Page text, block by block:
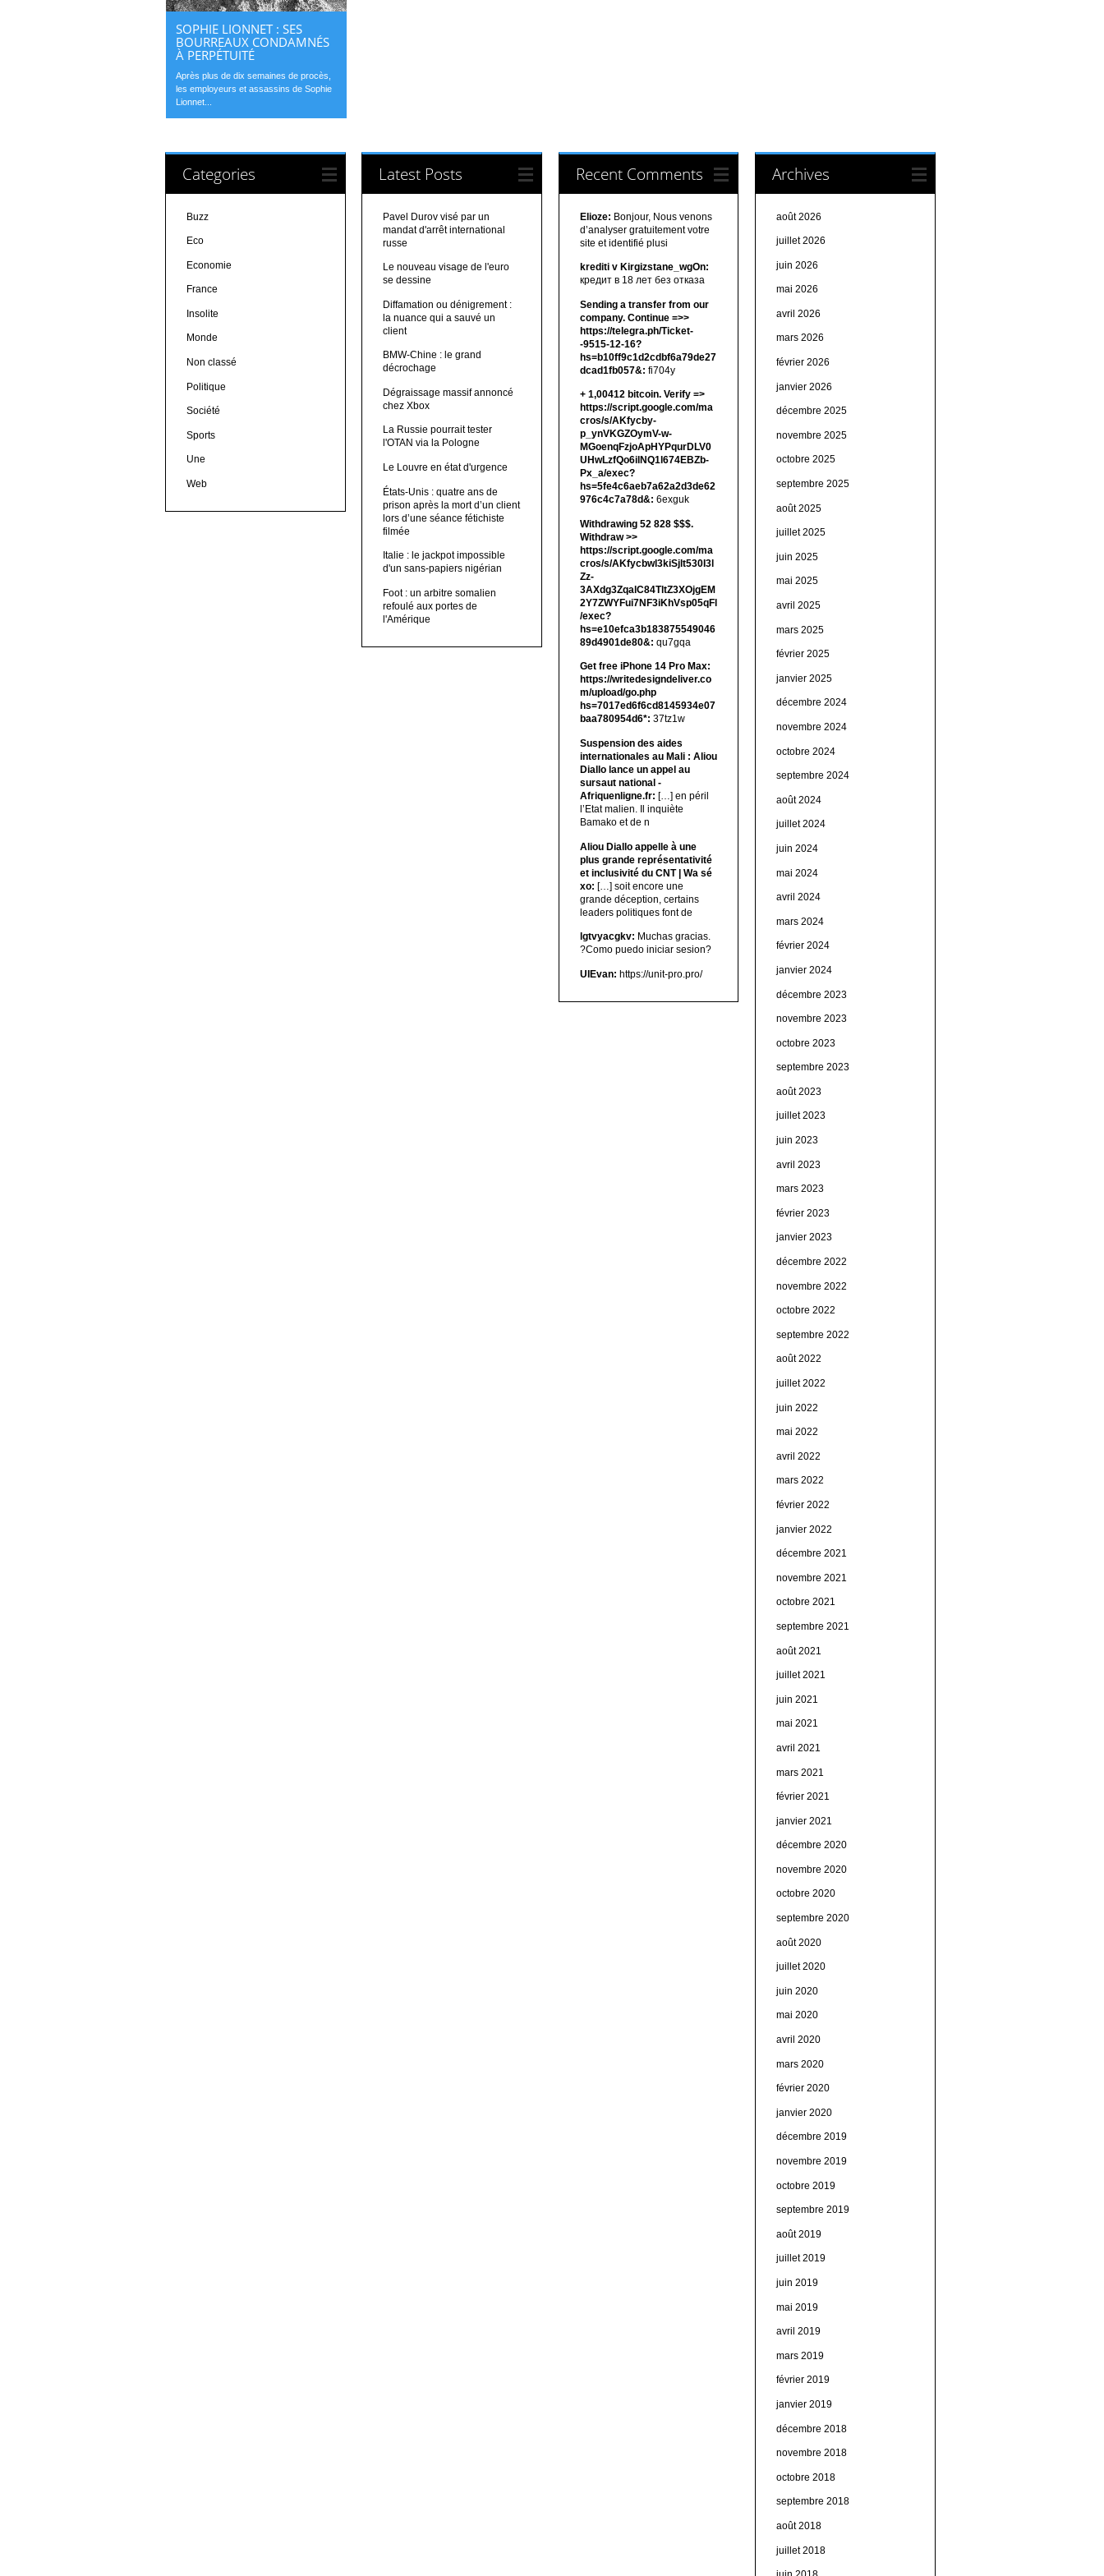
SOPHIE LIONNET : SES
BOURREAUX CONDAMNÉS
À PERPÉTUITÉ
Après plus de dix semaines de procès,
les employeurs et assassins de Sophie
Lionnet...
Categories
Buzz
Eco
Economie
France
Insolite
Monde
Non classé
Politique
Société
Sports
Une
Web
Latest Posts
Pavel Durov visé par un
mandat d'arrêt international
russe
Le nouveau visage de l'euro
se dessine
Diffamation ou dénigrement :
la nuance qui a sauvé un
client
BMW-Chine : le grand
décrochage
Dégraissage massif annoncé
chez Xbox
La Russie pourrait tester
l'OTAN via la Pologne
Le Louvre en état d'urgence
États-Unis : quatre ans de
prison après la mort d’un client
lors d’une séance fétichiste
filmée
Italie : le jackpot impossible
d'un sans-papiers nigérian
Foot : un arbitre somalien
refoulé aux portes de
l'Amérique
Recent Comments
Elioze: Bonjour, Nous venons
d’analyser gratuitement votre
site et identifié plusi
krediti v Kirgizstane_wgOn:
кредит в 18 лет без отказа
Sending a transfer from our
company. Continue =>>
https://telegra.ph/Ticket-
-9515-12-16?
hs=b10ff9c1d2cdbf6a79de27
dcad1fb057&: fi704y
+ 1,00412 bitсоin. Verify =>
https://script.google.com/ma
cros/s/AKfycby-
p_ynVKGZOymV-w-
MGoenqFzjoApHYPqurDLV0
UHwLzfQo6ilNQ1l674EBZb-
Px_a/exec?
hs=5fe4c6aeb7a62a2d3de62
976c4c7a78d&: 6exguk
Withdrawing 52 828 $$$.
Withdrаw >>
https://script.google.com/ma
cros/s/AKfycbwl3kiSjlt530I3l
Zz-
3AXdg3ZqalC84TltZ3XOjgEM
2Y7ZWYFui7NF3iKhVsp05qFl
/exec?
hs=e10efca3b183875549046
89d4901de80&: qu7gqa
Get free iPhone 14 Pro Max:
https://writedesigndeliver.co
m/upload/go.php
hs=7017ed6f6cd8145934e07
baa780954d6*: 37tz1w
Suspension des aides
internationales au Mali : Aliou
Diallo lance un appel au
sursaut national -
Afriquenligne.fr: […] en péril
l’Etat malien. Il inquiète
Bamako et de n
Aliou Diallo appelle à une
plus grande représentativité
et inclusivité du CNT | Wa sé
xo: […] soit encore une
grande déception, certains
leaders politiques font de
lgtvyacgkv: Muchas gracias.
?Como puedo iniciar sesion?
UIEvan: https://unit-pro.pro/
Archives
août 2026
juillet 2026
juin 2026
mai 2026
avril 2026
mars 2026
février 2026
janvier 2026
décembre 2025
novembre 2025
octobre 2025
septembre 2025
août 2025
juillet 2025
juin 2025
mai 2025
avril 2025
mars 2025
février 2025
janvier 2025
décembre 2024
novembre 2024
octobre 2024
septembre 2024
août 2024
juillet 2024
juin 2024
mai 2024
avril 2024
mars 2024
février 2024
janvier 2024
décembre 2023
novembre 2023
octobre 2023
septembre 2023
août 2023
juillet 2023
juin 2023
avril 2023
mars 2023
février 2023
janvier 2023
décembre 2022
novembre 2022
octobre 2022
septembre 2022
août 2022
juillet 2022
juin 2022
mai 2022
avril 2022
mars 2022
février 2022
janvier 2022
décembre 2021
novembre 2021
octobre 2021
septembre 2021
août 2021
juillet 2021
juin 2021
mai 2021
avril 2021
mars 2021
février 2021
janvier 2021
décembre 2020
novembre 2020
octobre 2020
septembre 2020
août 2020
juillet 2020
juin 2020
mai 2020
avril 2020
mars 2020
février 2020
janvier 2020
décembre 2019
novembre 2019
octobre 2019
septembre 2019
août 2019
juillet 2019
juin 2019
mai 2019
avril 2019
mars 2019
février 2019
janvier 2019
décembre 2018
novembre 2018
octobre 2018
septembre 2018
août 2018
juillet 2018